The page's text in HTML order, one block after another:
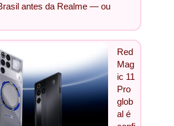
antes da Realme — ou
Red
Mag
ic 11
Pro
glob
al é